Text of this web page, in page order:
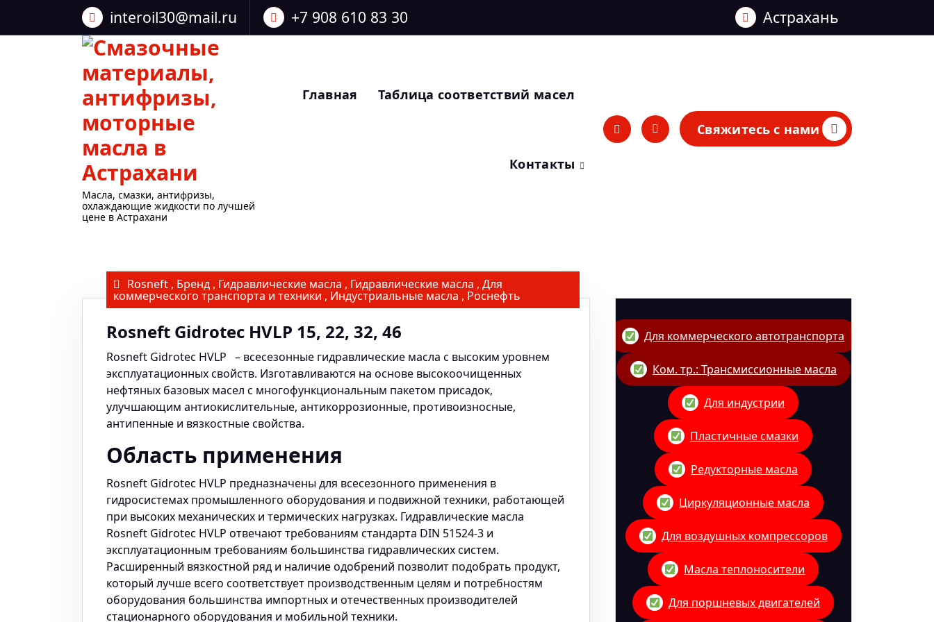
interoil30@mail.ru +7 908 610 83 30 Астрахань
Масла, смазки, антифризы,
охлаждающие жидкости по лучшей
цене в Астрахани
Главная Таблица соответствий масел
Контакты
Свяжитесь с нами
Rosneft , Бренд , Гидравлические масла , Гидравлические масла , Для
коммерческого транспорта и техники , Индустриальные масла , Роснефть
Rosneft Gidrotec HVLP 15, 22, 32, 46
Rosneft Gidrotec HVLP – всесезонные гидравлические масла c высоким уровнем
эксплуатационных свойств. Изготавливаются на основе высокоочищенных
нефтяных базовых масел с многофункциональным пакетом присадок,
улучшающим антиокислительные, антикоррозионные, противоизносные,
антипенные и вязкостные свойства.
Область применения
Rosneft Gidrotec HVLP предназначены для всесезонного применения в
гидросистемах промышленного оборудования и подвижной техники, работающей
при высоких механических и термических нагрузках. Гидравлические масла
Rosneft Gidrotec HVLP отвечают требованиям стандарта DIN 51524-3 и
эксплуатационным требованиям большинства гидравлических систем.
Расширенный вязкостной ряд и наличие одобрений позволит подобрать продукт,
который лучше всего соответствует производственным целям и потребностям
оборудования большинства импортных и отечественных производителей
стационарного оборудования и мобильной техники.
Для коммерческого автотранспорта
Ком. тр.: Трансмиссионные масла
Для индустрии
Пластичные смазки
Редукторные масла
Циркуляционные масла
Для воздушных компрессоров
Масла теплоносители
Для поршневых двигателей